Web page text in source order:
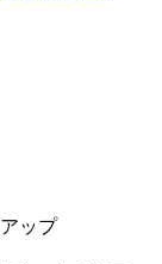
ップ